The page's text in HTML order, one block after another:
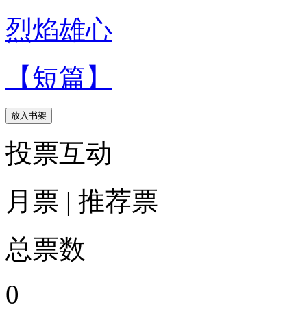
烈焰雄心
【短篇】
放入书架
投票互动
月票 | 推荐票
总票数
0